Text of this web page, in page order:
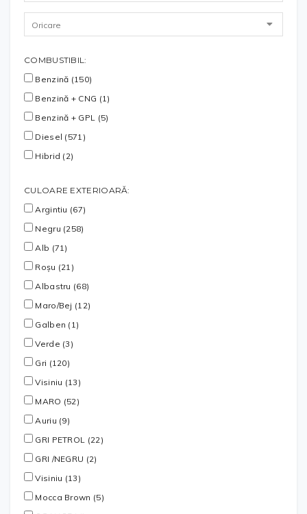
COMBUSTIBIL:
Benzină (150)
Benzină + CNG (1)
Benzină + GPL (5)
Diesel (571)
Hibrid (2)
CULOARE EXTERIOARĂ:
Argintiu (67)
Negru (258)
Alb (71)
Roșu (21)
Albastru (68)
Maro/Bej (12)
Galben (1)
Verde (3)
Gri (120)
Visiniu (13)
MARO (52)
Auriu (9)
GRI PETROL (22)
GRI /NEGRU (2)
Visiniu (13)
Mocca Brown (5)